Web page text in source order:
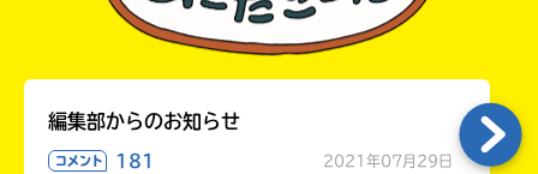
編集部からのお知らせ
コメント 181 2021年07月29日